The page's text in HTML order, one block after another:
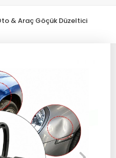
& Araç Göçük Düzeltici